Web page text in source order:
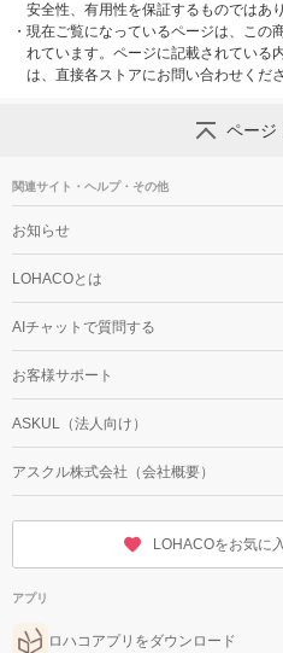
安全性、有用性を保証するものではあ
・ 現在ご覧になっているページは、この
れています。ページに記載されている
は、直接各ストアにお問い合わせくださ
ページ
関連サイト・ヘルプ・その他
お知らせ
LOHACOとは
AIチャットで質問する
お客様サポート
ASKUL（法人向け）
アスクル株式会社（会社概要）
LOHACOをお気に
アプリ
ロハコアプリをダウンロード